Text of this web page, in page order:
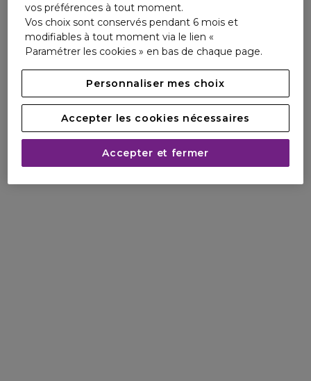
vos préférences à tout moment.
Vos choix sont conservés pendant 6 mois et
modifiables à tout moment via le lien «
Paramétrer les cookies » en bas de chaque page.
Personnaliser mes choix
Accepter les cookies nécessaires
Accepter et fermer